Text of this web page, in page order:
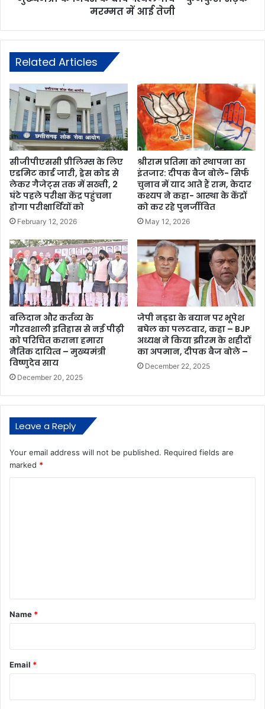
मरम्मत में आई तेजी
Related Articles
सीजीपीएससी प्रीलिम्स के लिए
एडमिट कार्ड जारी, ड्रेस कोड से
लेकर गैजेट्स तक में सख्ती, 2
घंटे पहले परीक्षा केंद्र पहुंचना
होगा परीक्षार्थियों को
February 12, 2026
श्रीराम प्रतिमा को स्थापना का
इंतजार: दीपक बैज बोले- सिर्फ
चुनाव में याद आते हैं राम, केदार
कश्यप ने कहा- आस्था के केंद्रों
को कर रहे पुनर्जीवित
May 12, 2026
बलिदान और कर्तव्य के
गौरवशाली इतिहास से नई पीढ़ी
को परिचित कराना हमारा
नैतिक दायित्व – मुख्यमंत्री
विष्णुदेव साय
December 20, 2025
जेपी नड्‌डा के बयान पर भूपेश
बघेल का पलटवार, कहा – BJP
अध्यक्ष ने किया झीरम के शहीदों
का अपमान, दीपक बैज बोले –
December 22, 2025
Leave a Reply
Your email address will not be published. Required fields are
marked *
*
Name *
Email *